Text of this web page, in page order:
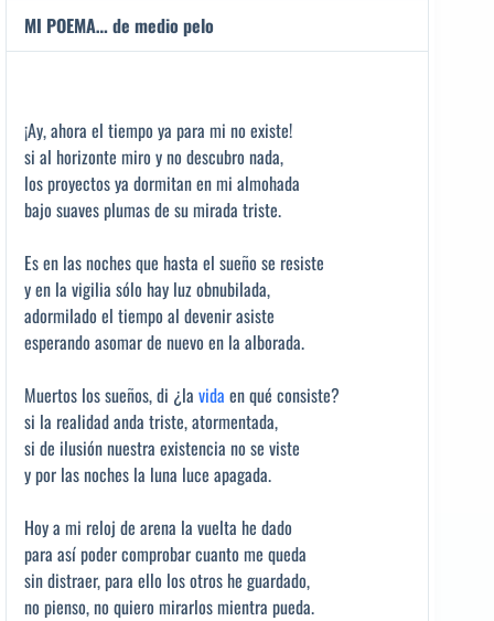
MI POEMA… de medio pelo
¡Ay, ahora el tiempo ya para mi no existe!
si al horizonte miro y no descubro nada,
los proyectos ya dormitan en mi almohada
bajo suaves plumas de su mirada triste.
Es en las noches que hasta el sueño se resiste
y en la vigilia sólo hay luz obnubilada,
adormilado el tiempo al devenir asiste
esperando asomar de nuevo en la alborada.
Muertos los sueños, di ¿la vida en qué consiste?
si la realidad anda triste, atormentada,
si de ilusión nuestra existencia no se viste
y por las noches la luna luce apagada.
Hoy a mi reloj de arena la vuelta he dado
para así poder comprobar cuanto me queda
sin distraer, para ello los otros he guardado,
no pienso, no quiero mirarlos mientra pueda.